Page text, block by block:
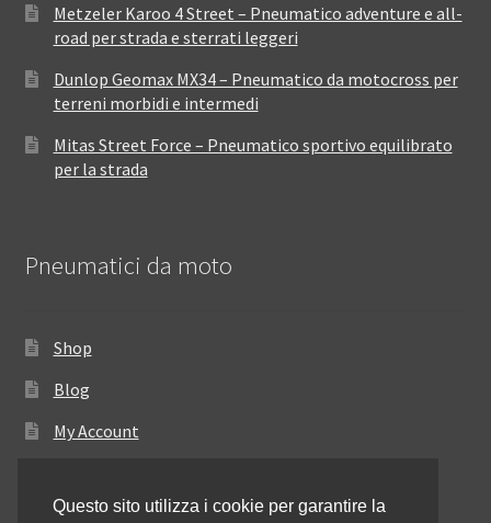
Metzeler Karoo 4 Street – Pneumatico adventure e all-
road per strada e sterrati leggeri
Dunlop Geomax MX34 – Pneumatico da motocross per
terreni morbidi e intermedi
Mitas Street Force – Pneumatico sportivo equilibrato
per la strada
Pneumatici da moto
Shop
Blog
My Account
Resi e rimborsi
Questo sito utilizza i cookie per garantire la